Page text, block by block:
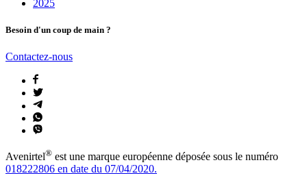
2025
Besoin d'un coup de main ?
Contactez-nous
Avenirtel® est une marque européenne déposée sous le numéro
018222806 en date du 07/04/2020.